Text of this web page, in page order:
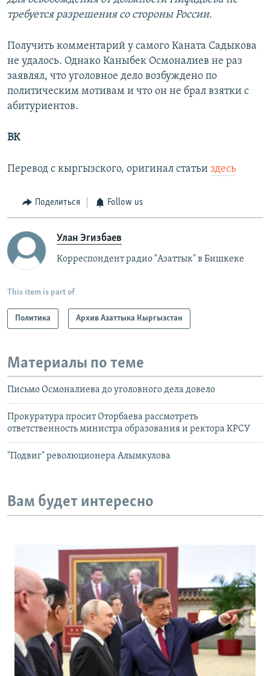
требуется разрешения со стороны России.
Получить комментарий у самого Каната Садыкова
не удалось. Однако Каныбек Осмоналиев не раз
заявлял, что уголовное дело возбуждено по
политическим мотивам и что он не брал взятки с
абитуриентов.
ВК
Перевод с кыргызского, оригинал статьи здесь
Поделиться Follow us
Улан Эгизбаев
Корреспондент радио "Азаттык" в Бишкеке
This item is part of
Политика Архив Азаттыка Кыргызстан
Материалы по теме
Письмо Осмоналиева до уголовного дела довело
Прокуратура просит Оторбаева рассмотреть
ответственность министра образования и ректора КРСУ
"Подвиг" революционера Алымкулова
Вам будет интересно